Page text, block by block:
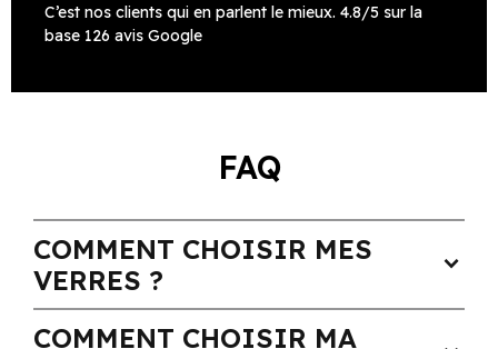
C’est nos clients qui en parlent le mieux. 4.8/5 sur la
base 126 avis Google
FAQ
COMMENT CHOISIR MES
VERRES ?
expand_more
COMMENT CHOISIR MA